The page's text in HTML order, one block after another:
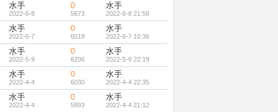
水手
2022-6-8
0
5673
水手
2022-6-8 21:58
水手
2022-6-7
0
6019
水手
2022-6-7 10:36
水手
2022-5-9
0
6206
水手
2022-5-9 22:19
水手
2022-4-4
0
6030
水手
2022-4-4 22:35
水手
2022-4-4
0
5893
水手
2022-4-4 21:12